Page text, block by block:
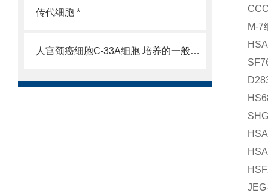
传代细胞 *
人宫颈癌细胞C-33A细胞 培养的一般过程
M-7